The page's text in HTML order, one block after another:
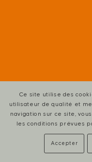
Ce site utilise des
utilisateur de qualité et
navigation sur ce site,
les conditions prévues
Accepter